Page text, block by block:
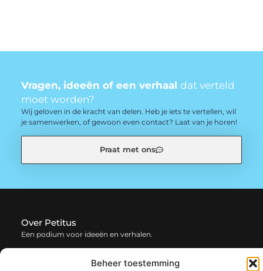
Beheer toestemming
Vragen, ideeën of een verhaal dat verteld
moet worden?
Wij geloven in de kracht van delen. Heb je iets te vertellen, wil
je samenwerken, of gewoon even contact? Laat van je horen!
Praat met ons
Over Petitus
Een podium voor ideeën en verhalen.
creativiteit en inzichten uit het dagelijks leven. Laat je